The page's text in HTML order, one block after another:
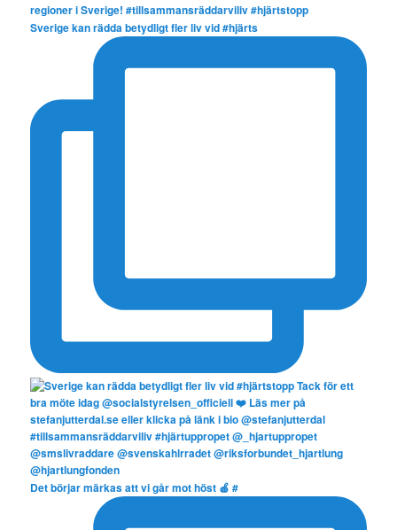
Sverige kan rädda betydligt fler liv vid #hjärts
Det börjar märkas att vi går mot höst 🍎 #